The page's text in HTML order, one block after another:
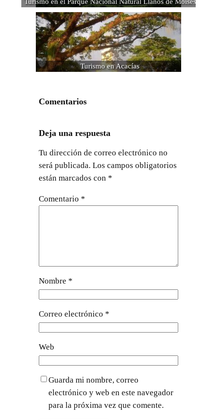
Turismo en el Parque Nacional Natural Llanos de Moisés
Turismo en Acacías
Comentarios
Deja una respuesta
Tu dirección de correo electrónico no
será publicada. Los campos obligatorios
están marcados con *
Comentario *
Nombre *
Correo electrónico *
Web
Guarda mi nombre, correo
electrónico y web en este navegador
para la próxima vez que comente.